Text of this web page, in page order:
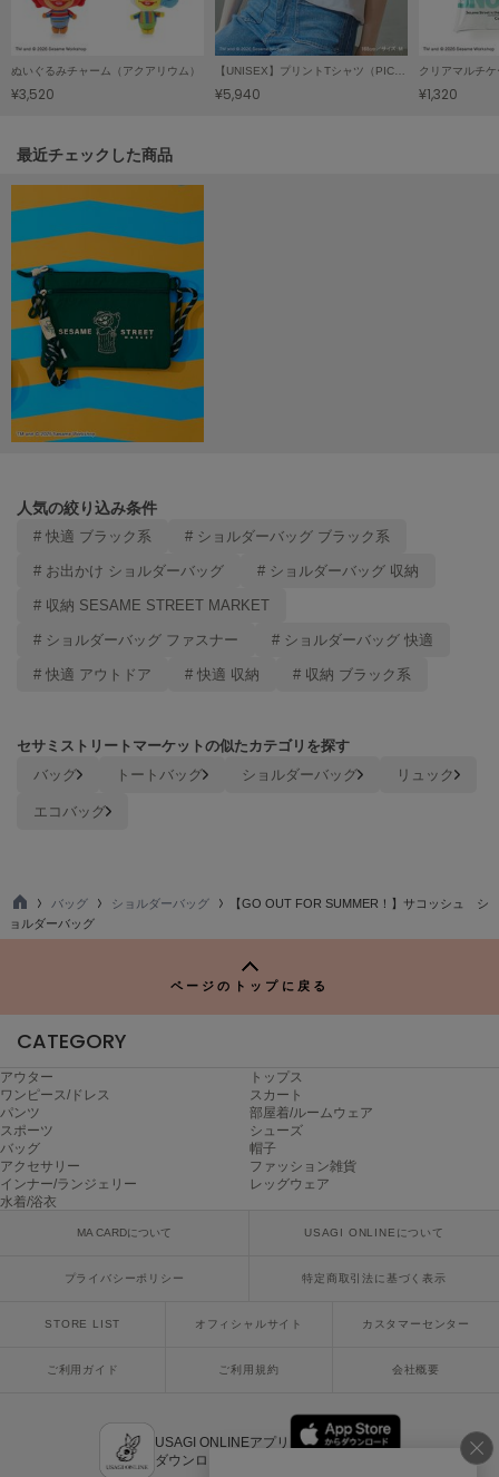
LILY BROWN
リリーブラウン
LILY BROWN Lingerie
リリーブラウンランジェリー
リトルユニオン トウキョウ
made of Organics
MICHU COQUETTE
ミチュ コケット
MIESROHE
ミースロエ
miies miim
ミーエスミーム
ミラオーウェン
モワージュ
ミュシャ
nezu
NOWNS
ナウンス
On
オン
Onitsuka Tiger
オニツカ タイガー
ORGUE
PATRICK
Philly chocolate
フィリーチョコレート
ぬいぐるみチャーム（アクアリウム）
¥3,520
【UNISEX】プリントTシャツ（PICNIC）
¥5,940
クリアマルチ
¥1,320
関連記事
最近チェックした商品
人気の絞り込み条件
# 快適 ブラック系 # ショルダーバッグ ブラック系
# お出かけ ショルダーバッグ # ショルダーバッグ 収納
# 収納 SESAME STREET MARKET
# ショルダーバッグ ファスナー # ショルダーバッグ 快適
# 快適 アウトドア # 快適 収納 # 収納 ブラック系
セサミストリートマーケットの似たカテゴリを探す
バッグ トートバッグ ショルダーバッグ
リュック
エコバッグ
TO
P
バッグ ショルダーバッグ
【GO OUT FOR SUMMER！】サコッシュ シ
ョルダーバッグ
ページのトップに戻る
CATEGORY
アウター
トップス
ワンピース/ドレス
スカート
パンツ
部屋着/ルームウェア
スポーツ
シューズ
バッグ
帽子
アクセサリー
ファッション雑貨
インナー/ランジェリー
レッグウェア
水着/浴衣
MA CARDについて USAGI ONLINEについて
プライバシーポリシー 特定商取引法に基づく表示
STORE LIST オフィシャルサイト カスタマーセンター
ご利用ガイド ご利用規約 会社概要
USAGI ONLINEアプリ
ダウンロードはこちら